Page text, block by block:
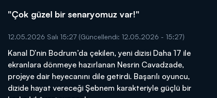
"Çok güzel bir senaryomuz var!"
12.05.2026 Salı 15:27 (Güncellendi: 12.05.2026 - 15:27)
Kanal D’nin Bodrum’da çekilen, yeni dizisi Daha 17 ile
ekranlara dönmeye hazırlanan Nesrin Cavadzade,
projeye dair heyecanını dile getirdi. Başarılı oyuncu,
dizide hayat vereceği Şebnem karakteriyle güçlü bir